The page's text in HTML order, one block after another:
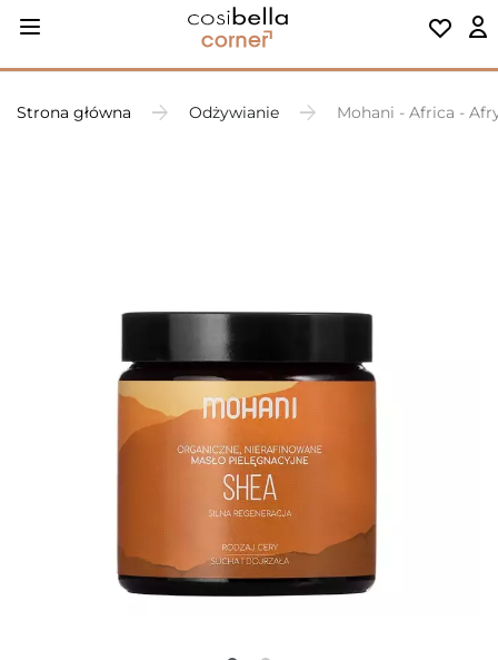
Strona główna Odżywianie Mohani - Africa -